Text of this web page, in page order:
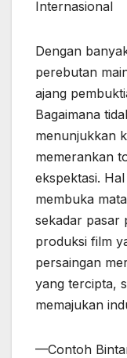
Internasional
Dengan
perebutan
ajang
Bagaimana
menunjukkan
memerankan
ekspektasi.
membuka
sekadar pasar
produksi film
persaingan
yang tercipta,
memajukan
—Contoh